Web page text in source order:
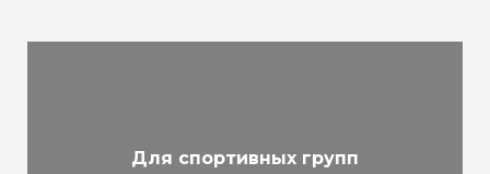
Для спортивных групп